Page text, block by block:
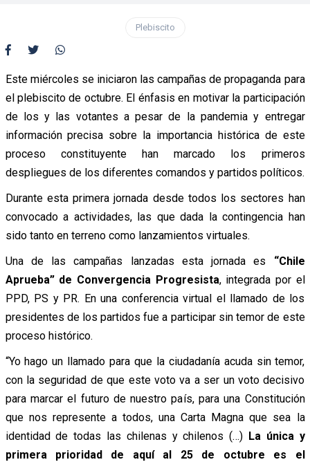
Plebiscito
Este miércoles se iniciaron las campañas de propaganda para
el plebiscito de octubre. El énfasis en motivar la participación
de los y las votantes a pesar de la pandemia y entregar
información precisa sobre la importancia histórica de este
proceso constituyente han marcado los primeros
despliegues de los diferentes comandos y partidos políticos.
Durante esta primera jornada desde todos los sectores han
convocado a actividades, las que dada la contingencia han
sido tanto en terreno como lanzamientos virtuales.
Una de las campañas lanzadas esta jornada es “Chile
Aprueba” de Convergencia Progresista, integrada por el
PPD, PS y PR. En una conferencia virtual el llamado de los
presidentes de los partidos fue a participar sin temor de este
proceso histórico.
“Yo hago un llamado para que la ciudadanía acuda sin temor,
con la seguridad de que este voto va a ser un voto decisivo
para marcar el futuro de nuestro país, para una Constitución
que nos represente a todos, una Carta Magna que sea la
identidad de todas las chilenas y chilenos (…) La única y
primera prioridad de aquí al 25 de octubre es el